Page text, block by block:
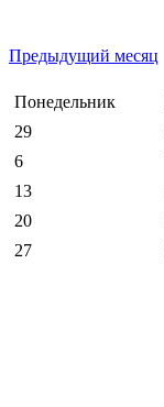
Предыдущий месяц
Понедельник
29
6
13
20
27